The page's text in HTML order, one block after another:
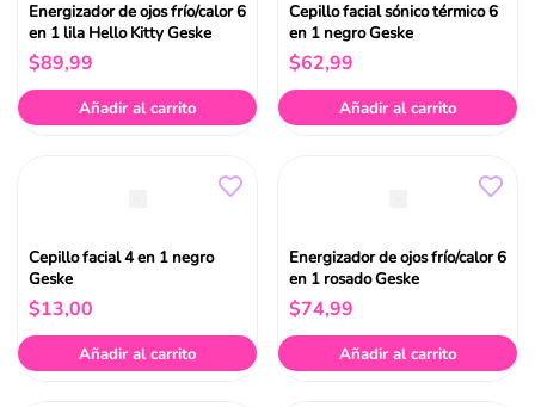
Energizador de ojos frío/calor 6
en 1 lila Hello Kitty Geske
$89,99
Añadir al carrito
Cepillo facial sónico térmico 6
en 1 negro Geske
$62,99
Añadir al carrito
Cepillo facial 4 en 1 negro
Geske
$13,00
Añadir al carrito
Energizador de ojos frío/calor 6
en 1 rosado Geske
$74,99
Añadir al carrito